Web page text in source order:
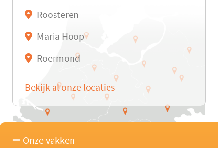
Roosteren
Maria Hoop
Roermond
Bekijk al onze locaties
Onze vakken